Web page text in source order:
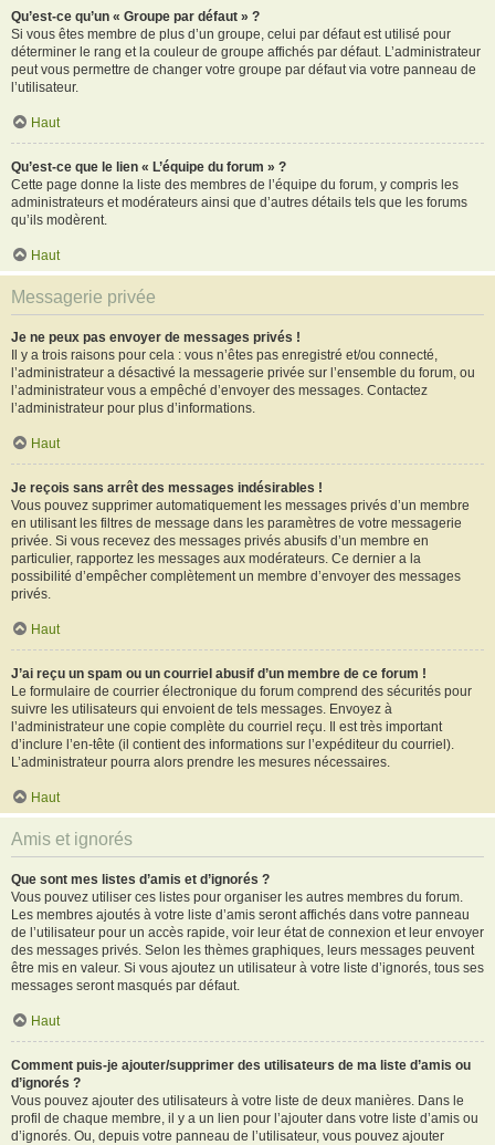
Qu’est-ce qu’un « Groupe par défaut » ?
Si vous êtes membre de plus d’un groupe, celui par défaut est utilisé pour
déterminer le rang et la couleur de groupe affichés par défaut. L’administrateur
peut vous permettre de changer votre groupe par défaut via votre panneau de
l’utilisateur.
Haut
Qu’est-ce que le lien « L’équipe du forum » ?
Cette page donne la liste des membres de l’équipe du forum, y compris les
administrateurs et modérateurs ainsi que d’autres détails tels que les forums
qu’ils modèrent.
Haut
Messagerie privée
Je ne peux pas envoyer de messages privés !
Il y a trois raisons pour cela : vous n’êtes pas enregistré et/ou connecté,
l’administrateur a désactivé la messagerie privée sur l’ensemble du forum, ou
l’administrateur vous a empêché d’envoyer des messages. Contactez
l’administrateur pour plus d’informations.
Haut
Je reçois sans arrêt des messages indésirables !
Vous pouvez supprimer automatiquement les messages privés d’un membre
en utilisant les filtres de message dans les paramètres de votre messagerie
privée. Si vous recevez des messages privés abusifs d’un membre en
particulier, rapportez les messages aux modérateurs. Ce dernier a la
possibilité d’empêcher complètement un membre d’envoyer des messages
privés.
Haut
J’ai reçu un spam ou un courriel abusif d’un membre de ce forum !
Le formulaire de courrier électronique du forum comprend des sécurités pour
suivre les utilisateurs qui envoient de tels messages. Envoyez à
l’administrateur une copie complète du courriel reçu. Il est très important
d’inclure l’en-tête (il contient des informations sur l’expéditeur du courriel).
L’administrateur pourra alors prendre les mesures nécessaires.
Haut
Amis et ignorés
Que sont mes listes d’amis et d’ignorés ?
Vous pouvez utiliser ces listes pour organiser les autres membres du forum.
Les membres ajoutés à votre liste d’amis seront affichés dans votre panneau
de l’utilisateur pour un accès rapide, voir leur état de connexion et leur envoyer
des messages privés. Selon les thèmes graphiques, leurs messages peuvent
être mis en valeur. Si vous ajoutez un utilisateur à votre liste d’ignorés, tous ses
messages seront masqués par défaut.
Haut
Comment puis-je ajouter/supprimer des utilisateurs de ma liste d’amis ou
d’ignorés ?
Vous pouvez ajouter des utilisateurs à votre liste de deux manières. Dans le
profil de chaque membre, il y a un lien pour l’ajouter dans votre liste d’amis ou
d’ignorés. Ou, depuis votre panneau de l’utilisateur, vous pouvez ajouter